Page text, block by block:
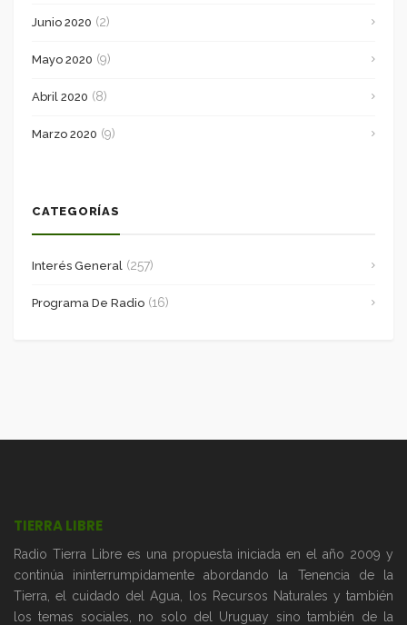
Junio 2020 (2)
Mayo 2020 (9)
Abril 2020 (8)
Marzo 2020 (9)
CATEGORÍAS
Interés General (257)
Programa De Radio (16)
TIERRA LIBRE
Radio Tierra Libre es una propuesta iniciada en el año 2009 y
continúa ininterrumpidamente abordando la Tenencia de la
Tierra, el cuidado del Agua, los Recursos Naturales y también
los temas sociales, no solo del Uruguay sino también de la